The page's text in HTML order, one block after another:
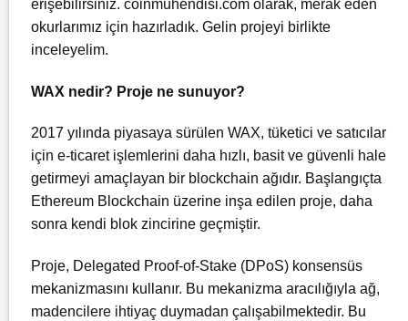
erişebilirsiniz. coinmuhendisi.com olarak, merak eden
okurlarımız için hazırladık. Gelin projeyi birlikte
inceleyelim.
WAX nedir? Proje ne sunuyor?
2017 yılında piyasaya sürülen WAX, tüketici ve satıcılar
için e-ticaret işlemlerini daha hızlı, basit ve güvenli hale
getirmeyi amaçlayan bir blockchain ağıdır. Başlangıçta
Ethereum Blockchain üzerine inşa edilen proje, daha
sonra kendi blok zincirine geçmiştir.
Proje, Delegated Proof-of-Stake (DPoS) konsensüs
mekanizmasını kullanır. Bu mekanizma aracılığıyla ağ,
madencilere ihtiyaç duymadan çalışabilmektedir. Bu